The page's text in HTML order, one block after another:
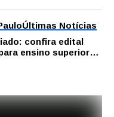
Últimas Notícias
confira edital
ensino superior